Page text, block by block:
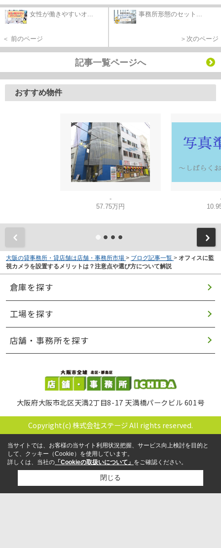
女性が働きやすいオ...
＜ 前のページ
事務所形態のセット...
＞次のページ
記事一覧ページへ
おすすめ物件
-
57.75万円
大阪の貸事務所・貸店舗は店舗・事務所市場 > ブログ記事一覧 > オフィスに監
視カメラを設置するメリットは？注意点や選び方について解説
倉庫を探す
工場を探す
店舗・事務所を探す
大阪府大阪市北区天満2丁目8-17 天満橋パークビル 601号
Copyright(c) 株式会社ステージ All rights reserved.
当サイトでは、お客様の当サイト利用状況把握、サービス向上検討を目的と
して、クッキー（Cookie）を使用しています。
詳しくは、当社の 「Cookieの取扱いについて」 をご確認ください。
閉じる